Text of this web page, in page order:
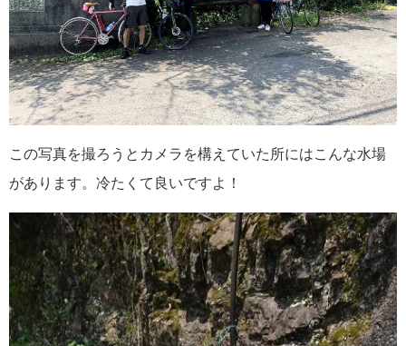
この写真を撮ろうとカメラを構えていた所にはこんな水場
があります。冷たくて良いですよ！